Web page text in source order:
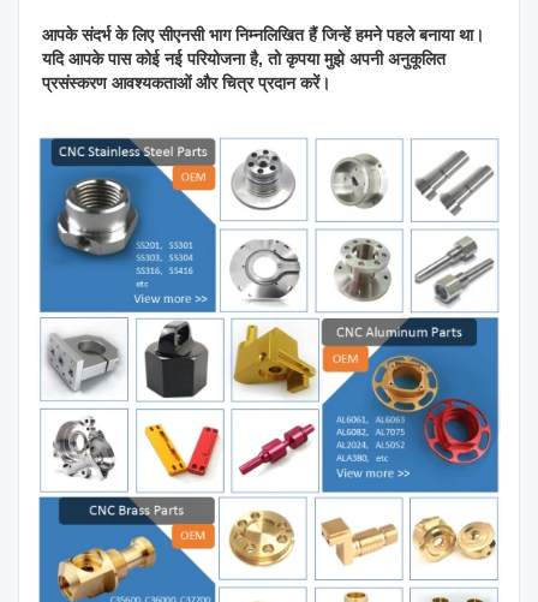
आपके संदर्भ के लिए सीएनसी भाग निम्नलिखित हैं जिन्हें हमने पहले बनाया था।
यदि आपके पास कोई नई परियोजना है, तो कृपया मुझे अपनी अनुकूलित
प्रसंस्करण आवश्यकताओं और चित्र प्रदान करें।